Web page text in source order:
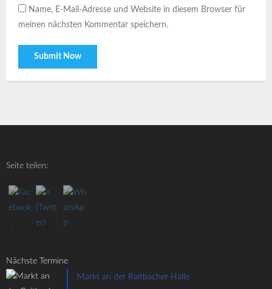
Name, E-Mail-Adresse und Website in diesem Browser für
meinen nächsten Kommentar speichern.
Seite teilen:
Nächste Termine
Nächste Termine
Markt an der Raitbacher Halle